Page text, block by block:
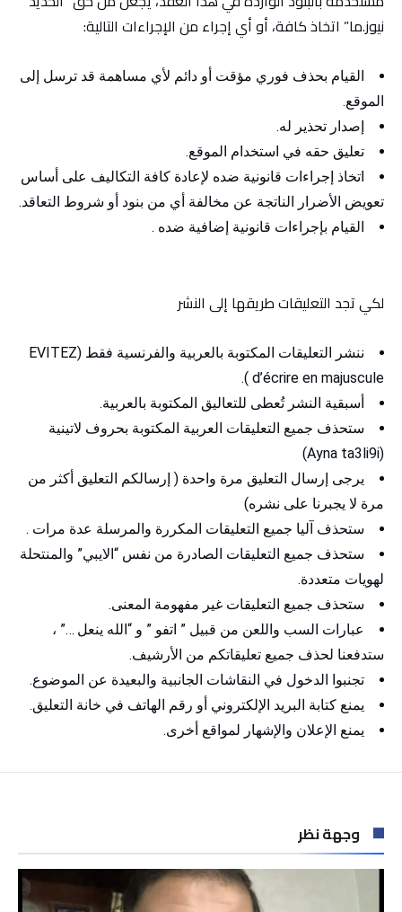
نيوز.ما” اتخاذ كافة، أو أي إجراء من الإجراءات التالية:
القيام بحذف فوري مؤقت أو دائم لأي مساهمة قد ترسل إلى
الموقع.
إصدار تحذير له.
تعليق حقه في استخدام الموقع.
اتخاذ إجراءات قانونية ضده لإعادة كافة التكاليف على أساس
تعويض الأضرار الناتجة عن مخالفة أي من بنود أو شروط التعاقد.
القيام بإجراءات قانونية إضافية ضده .
لكي تجد التعليقات طريقها إلى النشر
ننشر التعليقات المكتوبة بالعربية والفرنسية فقط (EVITEZ
d’écrire en majuscule ).
أسبقية النشر تُعطى للتعاليق المكتوبة بالعربية.
ستحذف جميع التعليقات العربية المكتوبة بحروف لاتينية
(Ayna ta3li9i)
يرجى إرسال التعليق مرة واحدة ( إرسالكم التعليق أكثر من
مرة لا يجبرنا على نشره)
ستحذف آليا جميع التعليقات المكررة والمرسلة عدة مرات .
ستحذف جميع التعليقات الصادرة من نفس “الايبي” والمنتحلة
لهويات متعددة.
ستحذف جميع التعليقات غير مفهومة المعنى.
عبارات السب واللعن من قبيل ” اتفو ” و “الله ينعل …” ،
ستدفعنا لحذف جميع تعليقاتكم من الأرشيف.
تجنبوا الدخول في النقاشات الجانبية والبعيدة عن الموضوع.
يمنع كتابة البريد الإلكتروني أو رقم الهاتف في خانة التعليق.
يمنع الإعلان والإشهار لمواقع أخرى.
وجهة نظر